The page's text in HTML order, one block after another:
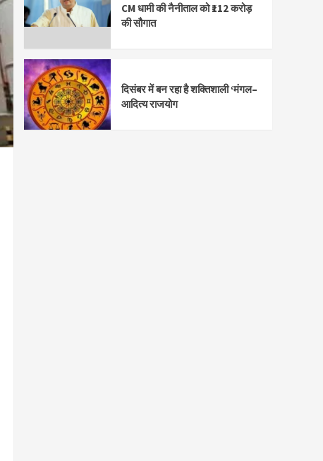
CM धामी की नैनीताल को ₹112 करोड़
की सौगात
दिसंबर में बन रहा है शक्तिशाली ‘मंगल–
आदित्य राजयोग